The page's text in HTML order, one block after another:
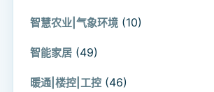
智慧农业|气象环境 (10)
智能家居 (49)
暖通|楼控|工控 (46)